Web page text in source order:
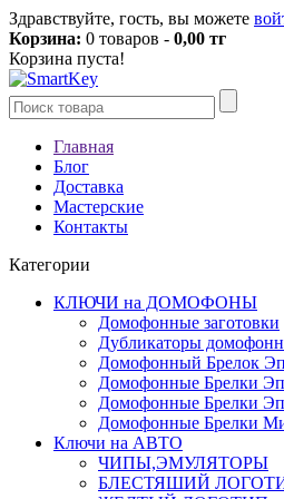
Здравствуйте, гость, вы можете
Корзина: 0 товаров - 0,00 тг
Корзина пуста!
Главная
Блог
Доставка
Мастерские
Контакты
Категории
КЛЮЧИ на ДОМОФОНЫ
Домофонные заготовки
Дубликаторы
Домофонный Брелок
Домофонные Брелки
Домофонные Брелки
Домофонные Брелки
Ключи на АВТО
ЧИПЫ,ЭМУЛЯТОРЫ
БЛЕСТЯШИЙ